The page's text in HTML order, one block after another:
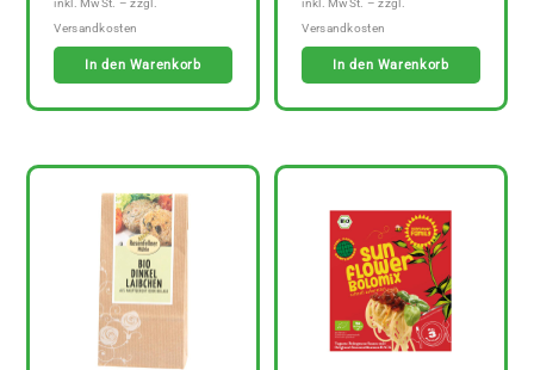
In den Warenkorb In den Warenkorb